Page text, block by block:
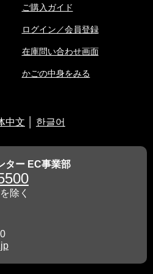
ご購入ガイド
ログイン／会員登録
在庫問い合わせ画面
かごの中身をみる
中文 한글어
ー EC事業部
除く